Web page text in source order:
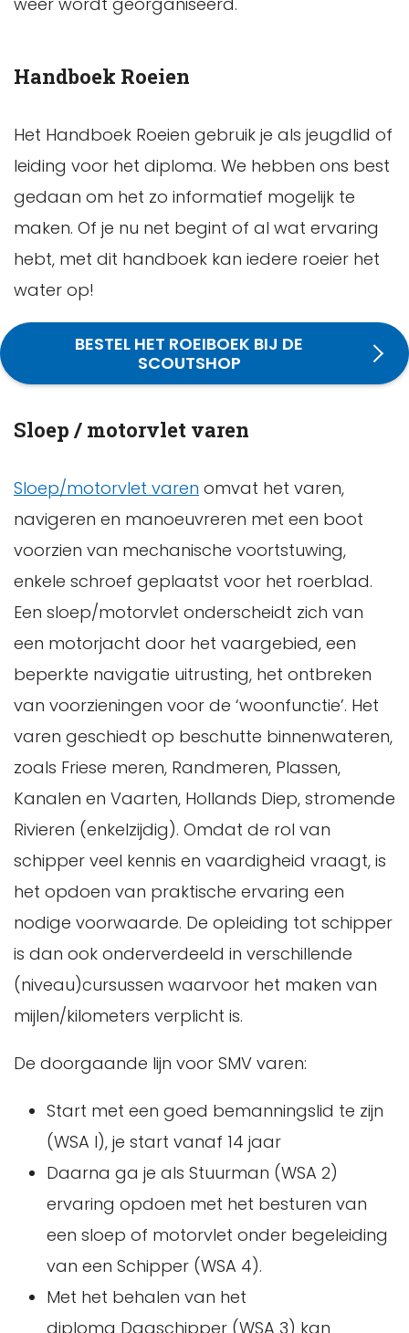
Handboek Roeien
Het Handboek Roeien gebruik je als jeugdlid of
leiding voor het diploma. We hebben ons best
gedaan om het zo informatief mogelijk te
maken. Of je nu net begint of al wat ervaring
hebt, met dit handboek kan iedere roeier het
water op!
BESTEL HET ROEIBOEK BIJ DE
SCOUTSHOP
Sloep / motorvlet varen
Sloep/motorvlet varen omvat het varen,
navigeren en manoeuvreren met een boot
voorzien van mechanische voortstuwing,
enkele schroef geplaatst voor het roerblad.
Een sloep/motorvlet onderscheidt zich van
een motorjacht door het vaargebied, een
beperkte navigatie uitrusting, het ontbreken
van voorzieningen voor de ‘woonfunctie’. Het
varen geschiedt op beschutte binnenwateren,
zoals Friese meren, Randmeren, Plassen,
Kanalen en Vaarten, Hollands Diep, stromende
Rivieren (enkelzijdig). Omdat de rol van
schipper veel kennis en vaardigheid vraagt, is
het opdoen van praktische ervaring een
nodige voorwaarde. De opleiding tot schipper
is dan ook onderverdeeld in verschillende
(niveau)cursussen waarvoor het maken van
mijlen/kilometers verplicht is.
De doorgaande lijn voor SMV varen:
Start met een goed bemanningslid te zijn
(WSA I), je start vanaf 14 jaar
Daarna ga je als Stuurman (WSA 2)
ervaring opdoen met het besturen van
een sloep of motorvlet onder begeleiding
van een Schipper (WSA 4).
Met het behalen van het
diploma Dagschipper (WSA 3) kan